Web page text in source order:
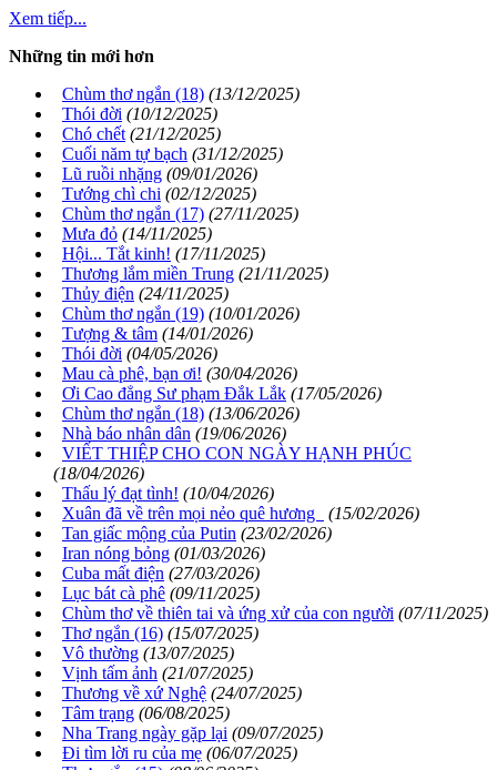
Xem tiếp...
Những tin mới hơn
Chùm thơ ngắn (18) (13/12/2025)
Thói đời (10/12/2025)
Chó chết (21/12/2025)
Cuối năm tự bạch (31/12/2025)
Lũ ruồi nhặng (09/01/2026)
Tướng chì chi (02/12/2025)
Chùm thơ ngắn (17) (27/11/2025)
Mưa đỏ (14/11/2025)
Hội... Tắt kinh! (17/11/2025)
Thương lắm miền Trung (21/11/2025)
Thủy điện (24/11/2025)
Chùm thơ ngắn (19) (10/01/2026)
Tượng & tâm (14/01/2026)
Thói đời (04/05/2026)
Mau cà phê, bạn ơi! (30/04/2026)
Ơi Cao đẳng Sư phạm Đắk Lắk (17/05/2026)
Chùm thơ ngắn (18) (13/06/2026)
Nhà báo nhân dân (19/06/2026)
VIẾT THIỆP CHO CON NGÀY HẠNH PHÚC
(18/04/2026)
Thấu lý đạt tình! (10/04/2026)
Xuân đã về trên mọi nẻo quê hương
(15/02/2026)
Tan giấc mộng của Putin (23/02/2026)
Iran nóng bỏng (01/03/2026)
Cuba mất điện (27/03/2026)
Lục bát cà phê (09/11/2025)
Chùm thơ về thiên tai và ứng xử của con người (07/11/2025)
Thơ ngắn (16) (15/07/2025)
Vô thường (13/07/2025)
Vịnh tấm ảnh (21/07/2025)
Thương về xứ Nghệ (24/07/2025)
Tâm trạng (06/08/2025)
Nha Trang ngày gặp lại (09/07/2025)
Đi tìm lời ru của mẹ (06/07/2025)